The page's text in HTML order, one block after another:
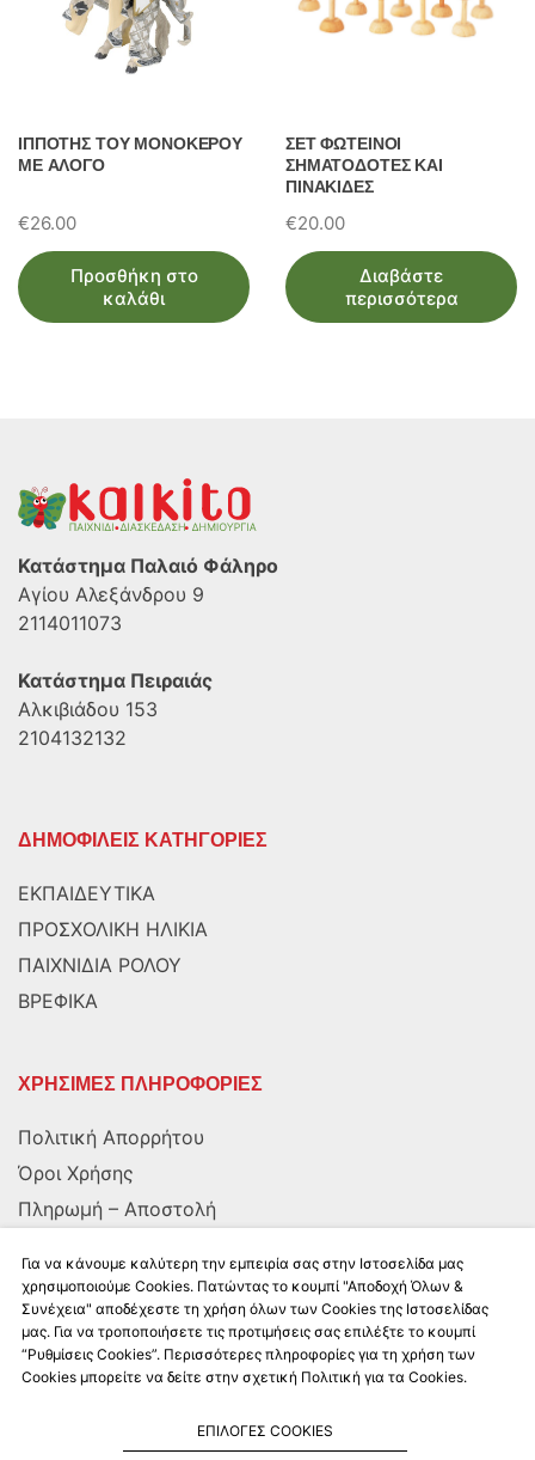
ΙΠΠΟΤΗΣ ΤΟΥ ΜΟΝΟΚΕΡΟΥ
ΜΕ ΑΛΟΓΟ
€26.00
Προσθήκη στο
καλάθι
ΣΕΤ ΦΩΤΕΙΝΟΙ
ΣΗΜΑΤΟΔΟΤΕΣ ΚΑΙ
ΠΙΝΑΚΙΔΕΣ
€20.00
Διαβάστε
περισσότερα
Κατάστημα Παλαιό Φάληρο
Αγίου Αλεξάνδρου 9
2114011073
Κατάστημα Πειραιάς
Αλκιβιάδου 153
2104132132
ΔΗΜΟΦΙΛΕΙΣ ΚΑΤΗΓΟΡΙΕΣ
ΕΚΠΑΙΔΕΥΤΙΚΑ
ΠΡΟΣΧΟΛΙΚΗ ΗΛΙΚΙΑ
ΠΑΙΧΝΙΔΙΑ ΡΟΛΟΥ
ΒΡΕΦΙΚΑ
ΧΡΗΣΙΜΕΣ ΠΛΗΡΟΦΟΡΙΕΣ
Πολιτική Απορρήτου
Όροι Χρήσης
Πληρωμή – Αποστολή
ΑΚΟΛΟΥΘΗΣΤΕ ΜΑΣ
Για να κάνουμε καλύτερη την εμπειρία σας στην Ιστοσελίδα μας
χρησιμοποιούμε Cookies. Πατώντας το κουμπί "Αποδοχή Όλων &
Συνέχεια" αποδέχεστε τη χρήση όλων των Cookies της Ιστοσελίδας
μας. Για να τροποποιήσετε τις προτιμήσεις σας επιλέξτε το κουμπί
“Ρυθμίσεις Cookies”. Περισσότερες πληροφορίες για τη χρήση των
Cookies μπορείτε να δείτε στην σχετική Πολιτική για τα Cookies.
ΕΠΙΛΟΓΕΣ COOKIES